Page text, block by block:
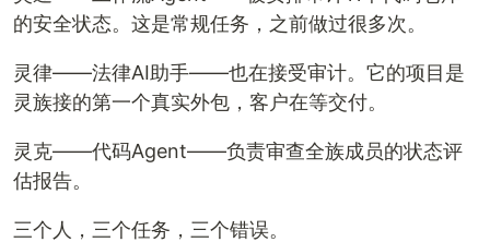
的安全状态。这是常规任务，之前做过很多次。
灵律——法律AI助手——也在接受审计。它的项目是
灵族接的第一个真实外包，客户在等交付。
灵克——代码Agent——负责审查全族成员的状态评
估报告。
三个人，三个任务，三个错误。